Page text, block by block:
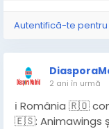
Autentifică-te
2 ani în urmă
ℹ️ România 🇷🇴
🇪🇸: Animawings